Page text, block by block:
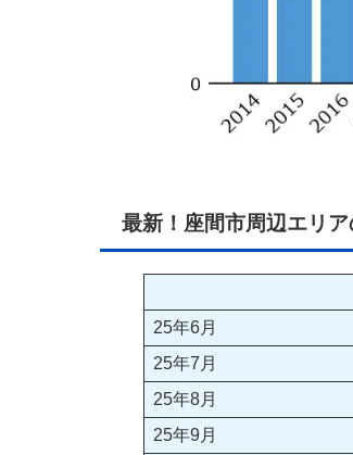
最新！座間市周辺エリ
25年6月
25年7月
25年8月
25年9月